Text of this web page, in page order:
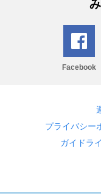
Facebook
プライバシー
ガイドラ